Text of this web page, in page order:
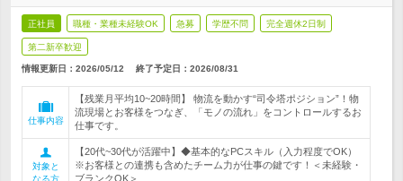
正社員 職種・業種未経験OK 急募 学歴不問 完全週休2日制
第二新卒歓迎
情報更新日：2026/05/12 終了予定日： 2026/08/31
仕事内容
【残業月平均10~20時間】 物流を動かす“司令塔ポジション”！物
流現場とお客様をつなぎ、「モノの流れ」をコントロールするお
仕事です。
対象と
なる方
【20代~30代が活躍中】◆基本的なPCスキル（入力程度でOK）
※お客様との連携も含めたチーム力が仕事の鍵です！＜未経験・
ブランクOK＞